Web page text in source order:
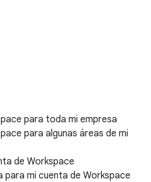
para toda mi empresa
para algunas áreas de mi
de Workspace
mi cuenta de Workspace